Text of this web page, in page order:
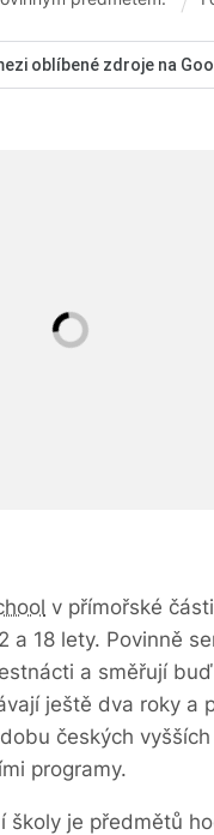
oblíbené zdroje na
v přímořské
a 18 lety. Povinně
a směřují
ještě dva roky a
českých
programy.
školy je předmětů